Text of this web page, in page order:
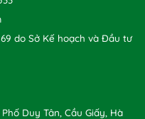
do Sở Kế hoạch và Đầu tư
Duy Tân, Cầu Giấy, Hà